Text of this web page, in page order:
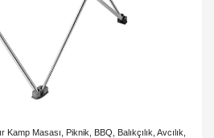
Masası, Piknik, BBQ, Balıkçılık, Avcılık,